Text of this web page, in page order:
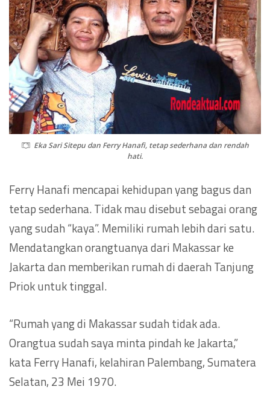
Eka Sari Sitepu dan Ferry Hanafi, tetap sederhana dan rendah
hati.
Ferry Hanafi mencapai kehidupan yang bagus dan
tetap sederhana. Tidak mau disebut sebagai orang
yang sudah “kaya”. Memiliki rumah lebih dari satu.
Mendatangkan orangtuanya dari Makassar ke
Jakarta dan memberikan rumah di daerah Tanjung
Priok untuk tinggal.
“Rumah yang di Makassar sudah tidak ada.
Orangtua sudah saya minta pindah ke Jakarta,”
kata Ferry Hanafi, kelahiran Palembang, Sumatera
Selatan, 23 Mei 1970.